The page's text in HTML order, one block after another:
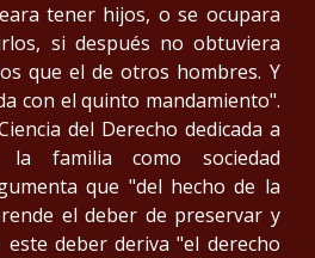
tener hijos, o se ocupara
si después no obtuviera
que el de otros hombres. Y
con el quinto mandamiento".
del Derecho dedicada a
familia como sociedad
que "del hecho de la
el deber de preservar y
deber deriva "el derecho